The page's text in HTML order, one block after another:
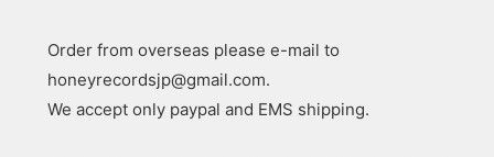
Order from overseas please e-mail to
honeyrecordsjp@gmail.com.
We accept only paypal and EMS shipping.